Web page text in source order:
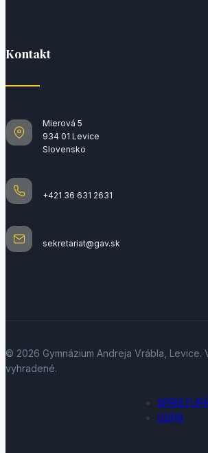
Kontakt
Mierová 5
934 01 Levice
Slovensko
+421 36 631 2631
sekretariat@gav.sk
© 2026 Gymnázium Andreja Vrábla, Levice.
vyhradené.
GDPR